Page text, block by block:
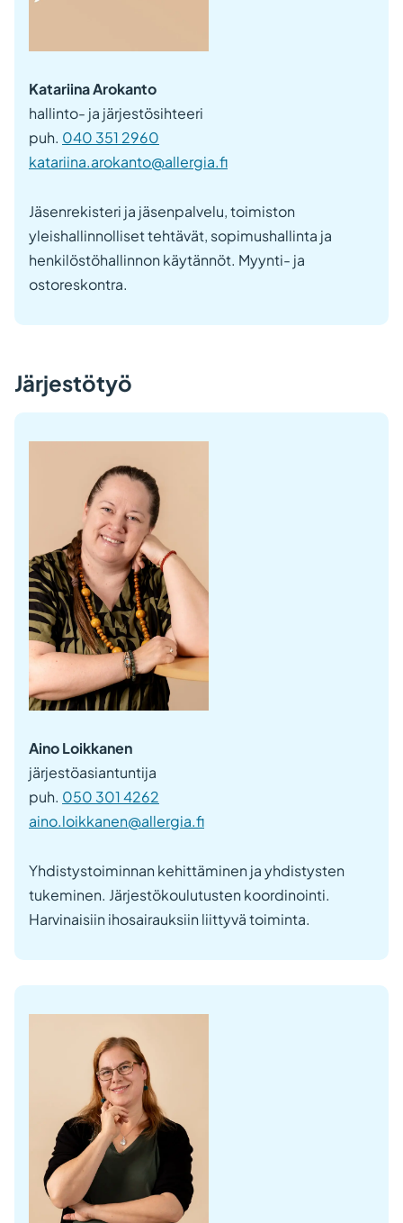
Katariina Arokanto
hallinto- ja järjestösihteeri
puh. 040 351 2960
katariina.arokanto@allergia.fi
Jäsenrekisteri ja jäsenpalvelu, toimiston
yleishallinnolliset tehtävät, sopimushallinta ja
henkilöstöhallinnon käytännöt. Myynti- ja
ostoreskontra.
Järjestötyö
Aino Loikkanen
järjestöasiantuntija
puh. 050 301 4262
aino.loikkanen@allergia.fi
Yhdistystoiminnan kehittäminen ja yhdistysten
tukeminen. Järjestökoulutusten koordinointi.
Harvinaisiin ihosairauksiin liittyvä toiminta.